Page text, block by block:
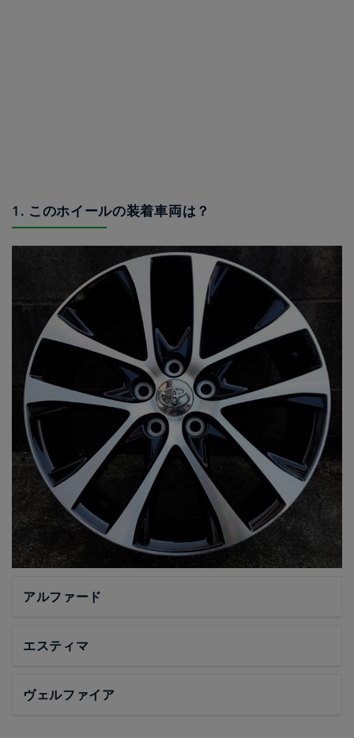
1. このホイールの装着車両は？
アルファード
エスティマ
ヴェルファイア